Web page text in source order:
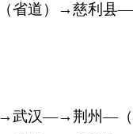
省道）→慈利县—
汉—→荆州—（